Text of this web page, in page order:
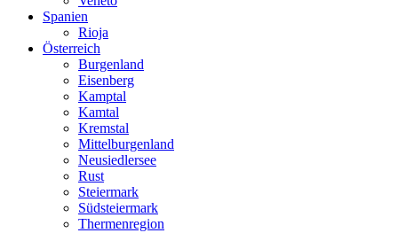
Spanien
Rioja
Österreich
Burgenland
Eisenberg
Kamptal
Kamtal
Kremstal
Mittelburgenland
Neusiedlersee
Rust
Steiermark
Südsteiermark
Thermenregion